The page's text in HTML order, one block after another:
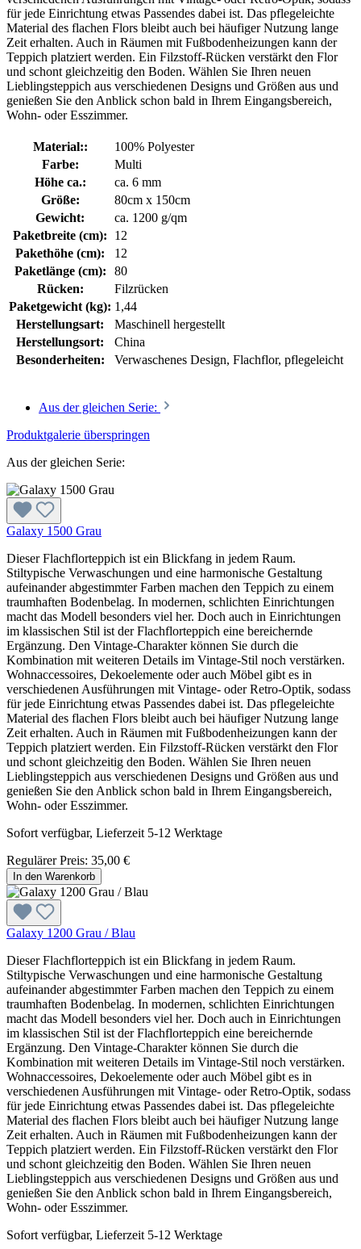
für jede Einrichtung etwas Passendes dabei ist. Das pflegeleichte
Material des flachen Flors bleibt auch bei häufiger Nutzung lange
Zeit erhalten. Auch in Räumen mit Fußbodenheizungen kann der
Teppich platziert werden. Ein Filzstoff-Rücken verstärkt den Flor
und schont gleichzeitig den Boden. Wählen Sie Ihren neuen
Lieblingsteppich aus verschiedenen Designs und Größen aus und
genießen Sie den Anblick schon bald in Ihrem Eingangsbereich,
Wohn- oder Esszimmer.
Material::
100% Polyester
Farbe:
Multi
Höhe ca.:
ca. 6 mm
Größe:
80cm x 150cm
Gewicht:
ca. 1200 g/qm
Paketbreite (cm):
12
Pakethöhe (cm):
12
Paketlänge (cm):
80
Rücken:
Filzrücken
Paketgewicht (kg): 1,44
Herstellungsart:
Maschinell hergestellt
Herstellungsort:
China
Besonderheiten:
Verwaschenes Design, Flachflor, pflegeleicht
Aus der gleichen Serie:
Produktgalerie überspringen
Aus der gleichen Serie:
Galaxy 1500 Grau
Dieser Flachflorteppich ist ein Blickfang in jedem Raum.
Stiltypische Verwaschungen und eine harmonische Gestaltung
aufeinander abgestimmter Farben machen den Teppich zu einem
traumhaften Bodenbelag. In modernen, schlichten Einrichtungen
macht das Modell besonders viel her. Doch auch in Einrichtungen
im klassischen Stil ist der Flachflorteppich eine bereichernde
Ergänzung. Den Vintage-Charakter können Sie durch die
Kombination mit weiteren Details im Vintage-Stil noch verstärken.
Wohnaccessoires, Dekoelemente oder auch Möbel gibt es in
verschiedenen Ausführungen mit Vintage- oder Retro-Optik, sodass
für jede Einrichtung etwas Passendes dabei ist. Das pflegeleichte
Material des flachen Flors bleibt auch bei häufiger Nutzung lange
Zeit erhalten. Auch in Räumen mit Fußbodenheizungen kann der
Teppich platziert werden. Ein Filzstoff-Rücken verstärkt den Flor
und schont gleichzeitig den Boden. Wählen Sie Ihren neuen
Lieblingsteppich aus verschiedenen Designs und Größen aus und
genießen Sie den Anblick schon bald in Ihrem Eingangsbereich,
Wohn- oder Esszimmer.
Sofort verfügbar, Lieferzeit 5-12 Werktage
Regulärer Preis: 35,00 €
In den Warenkorb
Galaxy 1200 Grau / Blau
Dieser Flachflorteppich ist ein Blickfang in jedem Raum.
Stiltypische Verwaschungen und eine harmonische Gestaltung
aufeinander abgestimmter Farben machen den Teppich zu einem
traumhaften Bodenbelag. In modernen, schlichten Einrichtungen
macht das Modell besonders viel her. Doch auch in Einrichtungen
im klassischen Stil ist der Flachflorteppich eine bereichernde
Ergänzung. Den Vintage-Charakter können Sie durch die
Kombination mit weiteren Details im Vintage-Stil noch verstärken.
Wohnaccessoires, Dekoelemente oder auch Möbel gibt es in
verschiedenen Ausführungen mit Vintage- oder Retro-Optik, sodass
für jede Einrichtung etwas Passendes dabei ist. Das pflegeleichte
Material des flachen Flors bleibt auch bei häufiger Nutzung lange
Zeit erhalten. Auch in Räumen mit Fußbodenheizungen kann der
Teppich platziert werden. Ein Filzstoff-Rücken verstärkt den Flor
und schont gleichzeitig den Boden. Wählen Sie Ihren neuen
Lieblingsteppich aus verschiedenen Designs und Größen aus und
genießen Sie den Anblick schon bald in Ihrem Eingangsbereich,
Wohn- oder Esszimmer.
Sofort verfügbar, Lieferzeit 5-12 Werktage